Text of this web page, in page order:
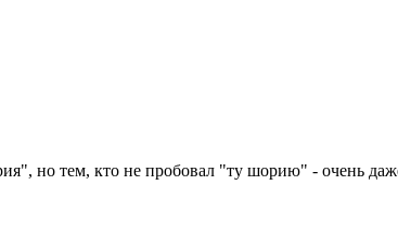
но тем, кто не пробовал "ту шорию" - очень